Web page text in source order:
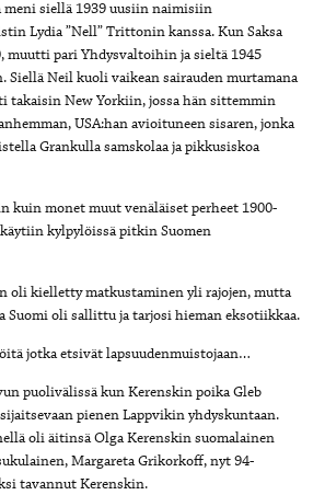
siellä 1939 uusiin naimisiin
Lydia ”Nell” Trittonin kanssa. Kun Saksa
muutti pari Yhdysvaltoihin ja sieltä 1945
Siellä Neil kuoli vaikean sairauden murtamana
takaisin New Yorkiin, jossa hän sittemmin
USA:han avioituneen sisaren, jonka
Grankulla samskolaa ja pikkusiskoa
kuin monet muut venäläiset perheet 1900-
kylpylöissä pitkin Suomen
oli kielletty matkustaminen yli rajojen, mutta
Suomi oli sallittu ja tarjosi hieman eksotiikkaa.
jotka etsivät lapsuudenmuistojaan…
puolivälissä kun Kerenskin poika Gleb
pienen Lappvikin yhdyskuntaan.
oli äitinsä Olga Kerenskin suomalainen
Margareta Grikorkoff, nyt 94-
tavannut Kerenskin.